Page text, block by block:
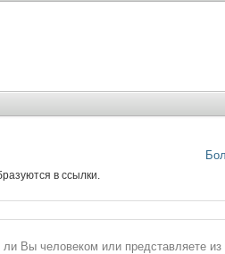
в ссылки.
Вы человеком или представляете